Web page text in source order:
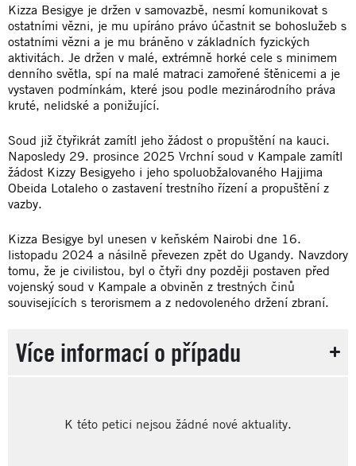
Kizza Besigye je držen v samovazbě, nesmí komunikovat s
ostatními vězni, je mu upíráno právo účastnit se bohoslužeb s
ostatními vězni a je mu bráněno v základních fyzických
aktivitách. Je držen v malé, extrémně horké cele s minimem
denního světla, spí na malé matraci zamořené štěnicemi a je
vystaven podmínkám, které jsou podle mezinárodního práva
kruté, nelidské a ponižující.
Soud již čtyřikrát zamítl jeho žádost o propuštění na kauci.
Naposledy 29. prosince 2025 Vrchní soud v Kampale zamítl
žádost Kizzy Besigyeho i jeho spoluobžalovaného Hajjima
Obeida Lotaleho o zastavení trestního řízení a propuštění z
vazby.
Kizza Besigye byl unesen v keňském Nairobi dne 16.
listopadu 2024 a násilně převezen zpět do Ugandy. Navzdory
tomu, že je civilistou, byl o čtyři dny později postaven před
vojenský soud v Kampale a obviněn z trestných činů
souvisejících s terorismem a z nedovoleného držení zbraní.
Více informací o případu
K této petici nejsou žádné nové aktuality.